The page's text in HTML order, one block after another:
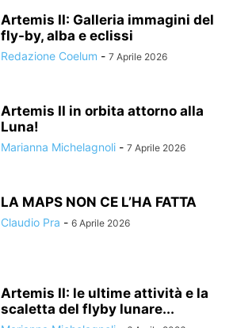
Artemis II: Galleria immagini del
fly-by, alba e eclissi
Redazione Coelum - 7 Aprile 2026
Artemis II in orbita attorno alla
Luna!
Marianna Michelagnoli - 7 Aprile 2026
LA MAPS NON CE L’HA FATTA
Claudio Pra - 6 Aprile 2026
Artemis II: le ultime attività e la
scaletta del flyby lunare...